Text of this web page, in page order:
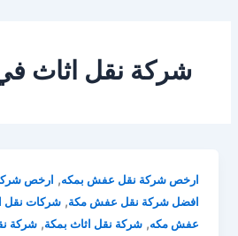
شركة نقل اثاث
ارخص شركة نقل عفش بمكه, ارخص
افضل شركة نقل عفش مكة,شركات نقل
عفش مكه,شركة نقل اثاث بمكة,شركة